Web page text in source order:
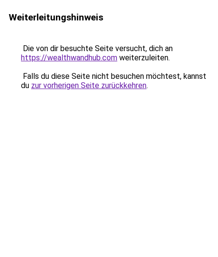
Weiterleitungshinweis
Die von dir besuchte Seite versucht, dich an
https://wealthwandhub.com weiterzuleiten.
Falls du diese Seite nicht besuchen möchtest, kannst
du zur vorherigen Seite zurückkehren.